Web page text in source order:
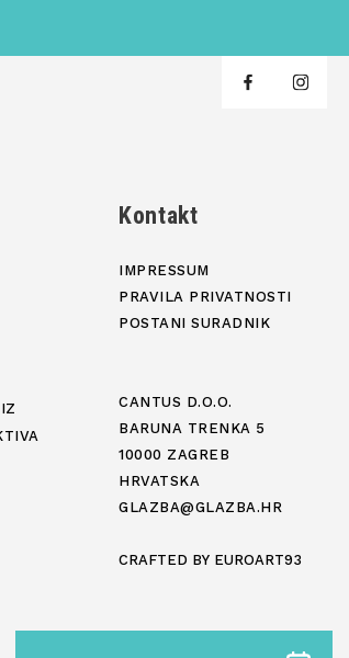
Kontakt
IMPRESSUM
PRAVILA PRIVATNOSTI
POSTANI SURADNIK
CANTUS D.O.O.
BARUNA TRENKA 5
10000 ZAGREB
HRVATSKA
GLAZBA@GLAZBA.HR
CRAFTED BY EUROART93